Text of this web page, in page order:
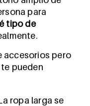
para
tipo de
accesorios pero
pueden
ropa larga se